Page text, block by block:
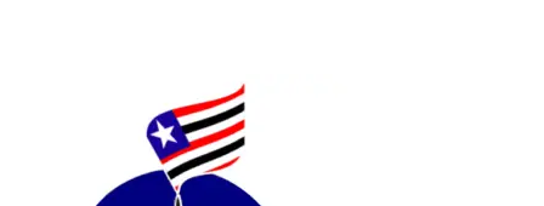
Geraldo Júnior (MDB). “É